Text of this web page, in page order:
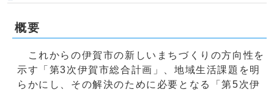
概要
これからの伊賀市の新しいまちづくりの方向性を
示す「第3次伊賀市総合計画」、地域生活課題を明
らかにし、その解決のために必要となる「第5次伊